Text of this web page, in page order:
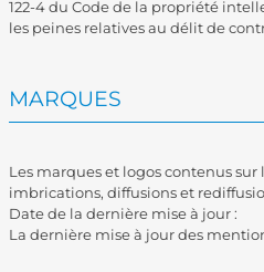
122-4 du Code de la propriété
les peines relatives au délit de
MARQUES
Les marques et logos contenus
imbrications, diffusions et
Date de la dernière mise à jour :
La dernière mise à jour des